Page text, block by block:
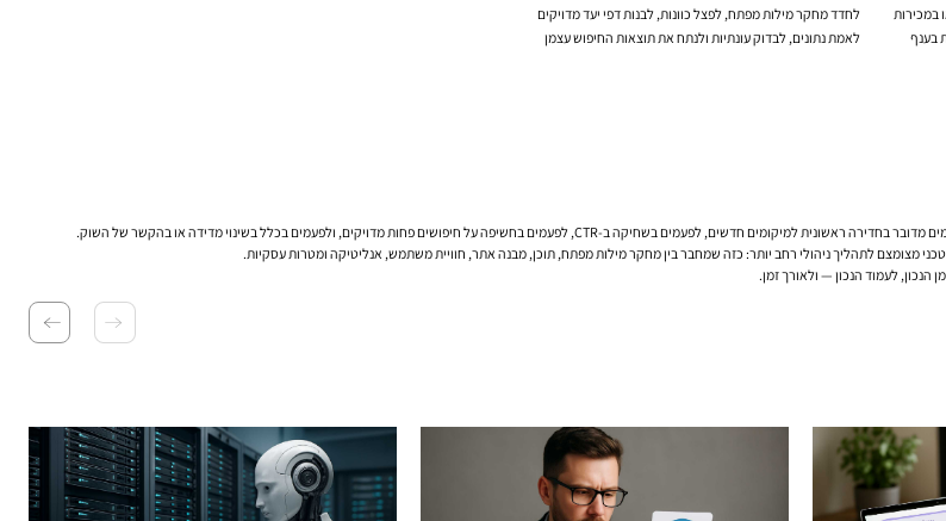
במכירות
לחדד מחקר מילות מפתח, לפצל כוונות, לבנות דפי יעד מדויקים
לאמת נתונים, לבדוק עונתיות ולנתח את תוצאות החיפוש עצמן
מצומצם לתהליך ניהולי רחב יותר: כזה שמחבר בין מחקר מילות מפתח, תוכן, מבנה אתר, חוויית משתמש, אנליטיקה ומטרות עסקיות.
הנכון, לעמוד הנכון — ולאורך זמן.